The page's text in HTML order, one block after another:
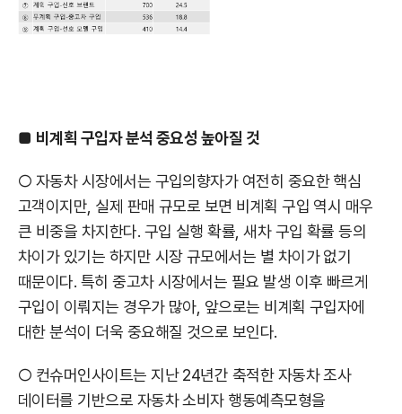
■ 비계획 구입자 분석 중요성 높아질 것
○ 자동차 시장에서는 구입의향자가 여전히 중요한 핵심
고객이지만, 실제 판매 규모로 보면 비계획 구입 역시 매우
큰 비중을 차지한다. 구입 실행 확률, 새차 구입 확률 등의
차이가 있기는 하지만 시장 규모에서는 별 차이가 없기
때문이다. 특히 중고차 시장에서는 필요 발생 이후 빠르게
구입이 이뤄지는 경우가 많아, 앞으로는 비계획 구입자에
대한 분석이 더욱 중요해질 것으로 보인다.
○ 컨슈머인사이트는 지난 24년간 축적한 자동차 조사
데이터를 기반으로 자동차 소비자 행동예측모형을